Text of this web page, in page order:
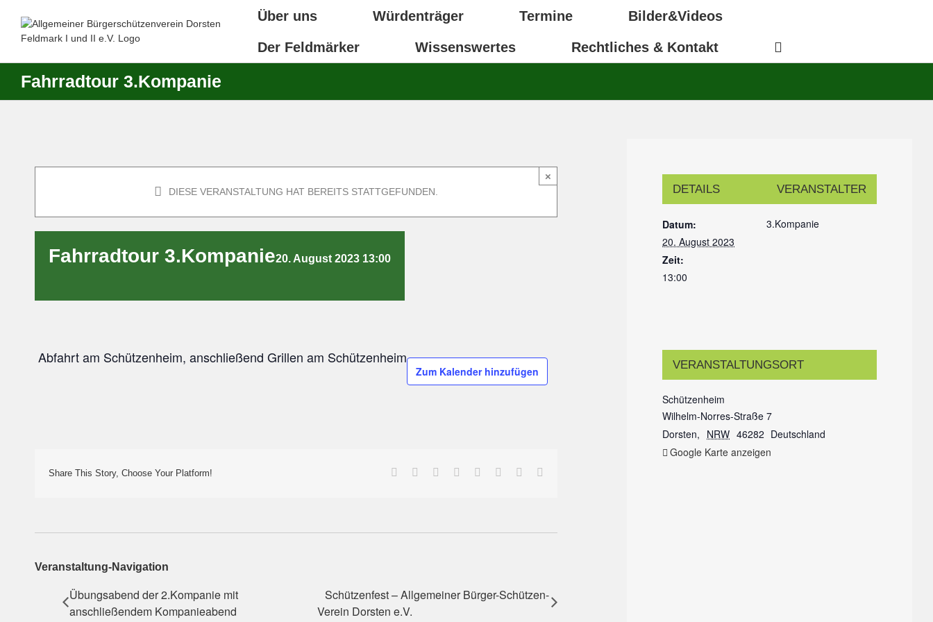
Inhalt
springen
Über uns Würdenträger Termine Bilder&Videos
Der Feldmärker Wissenswertes Rechtliches & Kontakt
Fahrradtour 3.Kompanie
×
DIESE VERANSTALTUNG HAT BEREITS STATTGEFUNDEN.
Fahrradtour 3.Kompanie20. August 2023 13:00
Abfahrt am Schützenheim, anschließend Grillen am Schützenheim
Zum Kalender hinzufügen
Share This Story, Choose Your Platform! Facebook
TwitterReddit LinkedIn
TumblrPinterest
Veranstaltung-Navigation
Übungsabend der 2.Kompanie mit
anschließendem Kompanieabend
Schützenfest – Allgemeiner Bürger-Schützen-
Verein Dorsten e.V.
DETAILS
Datum:
20. August 2023
Zeit:
13:00
VERANSTALTER
3.Kompanie
VERANSTALTUNGSORT
Schützenheim
Wilhelm-Norres-Straße 7
Dorsten, NRW 46282 Deutschland
Google Karte anzeigen